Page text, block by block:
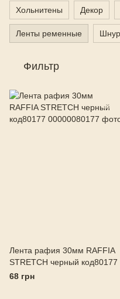
Хольнитены Декор
Ленты ременные
Фильтр
Лента рафия 30мм RAFFIA
STRETCH черный код80177
68 грн